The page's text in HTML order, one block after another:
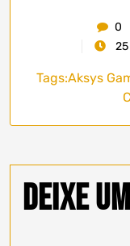
0
Tags:Aksys
Deixe